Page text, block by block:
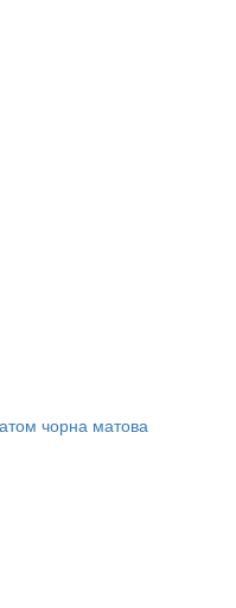
чорна матова